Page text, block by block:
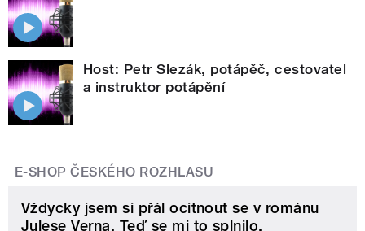
Host: Petr Slezák, potápěč, cestovatel
a instruktor potápění
E-SHOP ČESKÉHO ROZHLASU
Vždycky jsem si přál ocitnout se v románu
Julese Verna. Teď se mi to splnilo.